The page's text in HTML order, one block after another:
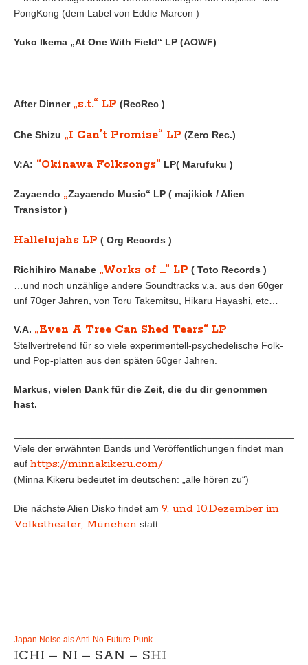
PongKong (dem Label von Eddie Marcon )
Yuko Ikema „At One With Field“ LP (AOWF)
After Dinner „s.t.“ LP (RecRec )
Che Shizu „I Can’t Promise“ LP (Zero Rec.)
V:A: “Okinawa Folksongs“ LP( Marufuku )
Zayaendo „Zayaendo Music“ LP ( majikick / Alien
Transistor )
Hallelujahs LP ( Org Records )
Richihiro Manabe „Works of …“ LP ( Toto Records )
…und noch unzählige andere Soundtracks v.a. aus den 60ger
unf 70ger Jahren, von Toru Takemitsu, Hikaru Hayashi, etc…
V.A. „Even A Tree Can Shed Tears“ LP
Stellvertretend für so viele experimentell-psychedelische Folk-
und Pop-platten aus den späten 60ger Jahren.
Markus, vielen Dank für die Zeit, die du dir genommen
hast.
Viele der erwähnten Bands und Veröffentlichungen findet man
auf https://minnakikeru.com/
(Minna Kikeru bedeutet im deutschen: „alle hören zu“)
Die nächste Alien Disko findet am 9. und 10.Dezember im
Volkstheater, München statt:
Japan Noise als Anti-No-Future-Punk
ICHI – NI – SAN – SHI